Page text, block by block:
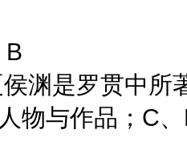
是罗贯中所
物与作品；C